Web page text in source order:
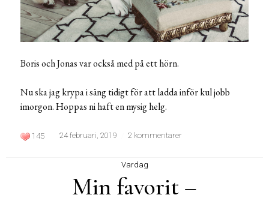
Boris och Jonas var också med på ett hörn.
Nu ska jag krypa i säng tidigt för att ladda inför kul jobb
imorgon. Hoppas ni haft en mysig helg.
145 24 februari, 2019 2 kommentarer
Vardag
Min favorit –